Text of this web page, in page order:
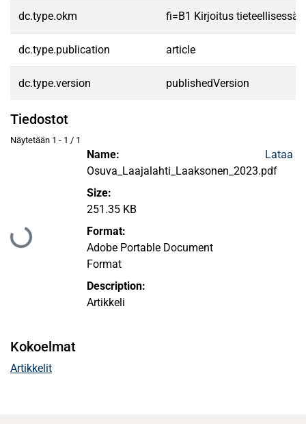
dc.type.okm fi=B1 Kirjoitus tieteellisessä
dc.type.publication article
dc.type.version publishedVersion
Tiedostot
Näytetään 1 - 1 / 1
Ladataan...
Name:
Osuva_Laajalahti_Laaksonen_2023.pdf
Size:
251.35 KB
Format:
Adobe Portable Document
Format
Description:
Artikkeli
Lataa
Kokoelmat
Artikkelit